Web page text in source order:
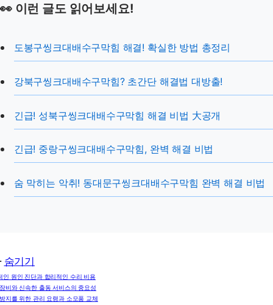
👀 이런 글도 읽어보세요!
도봉구씽크대배수구막힘 해결! 확실한 방법 총정리
강북구씽크대배수구막힘? 초간단 해결법 대방출!
긴급! 성북구씽크대배수구막힘 해결 비법 大공개
긴급! 중랑구씽크대배수구막힘, 완벽 해결 비법
숨 막히는 악취! 동대문구씽크대배수구막힘 완벽 해결 비법
숨기기
인 원인 진단과 합리적인 수리 비용
비와 신속한 출동 서비스의 중요성
지를 위한 관리 요령과 소모품 교체